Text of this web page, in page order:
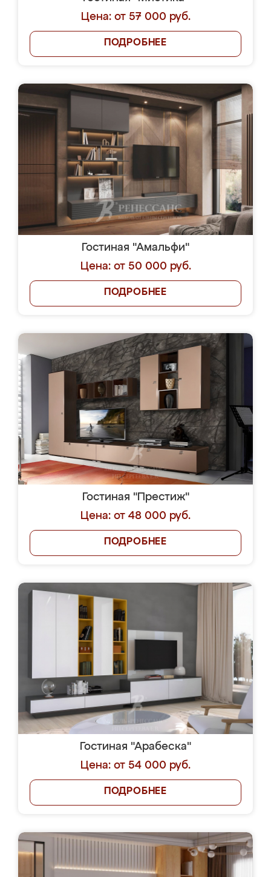
Цена: от 57 000 руб.
ПОДРОБНЕЕ
Гостиная "Амальфи"
Цена: от 50 000 руб.
ПОДРОБНЕЕ
Гостиная "Престиж"
Цена: от 48 000 руб.
ПОДРОБНЕЕ
Гостиная "Арабеска"
Цена: от 54 000 руб.
ПОДРОБНЕЕ